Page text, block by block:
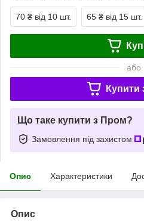
70 ₴ від 10 шт. 65 ₴ від 15 шт.
або
Купити
Що таке купити з Пром?
Замовлення під захистом
Опис Характеристики
Опис